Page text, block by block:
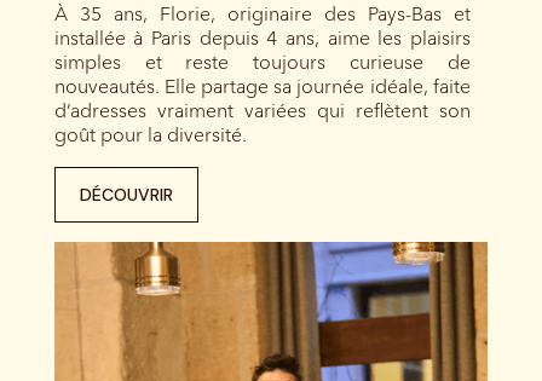
À 35 ans, Florie, originaire des Pays-Bas et
installée à Paris depuis 4 ans, aime les plaisirs
simples et reste toujours curieuse de
nouveautés. Elle partage sa journée idéale, faite
d’adresses vraiment variées qui reflètent son
goût pour la diversité.
DÉCOUVRIR